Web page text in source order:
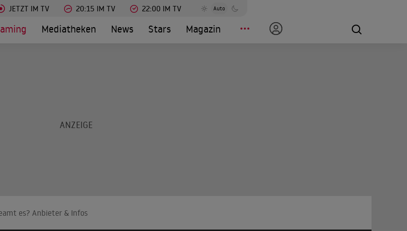
JETZT IM TV 20:15 IM TV 22:00 IM TV Auto
Mediatheken News Stars Magazin
es? Anbieter & Infos